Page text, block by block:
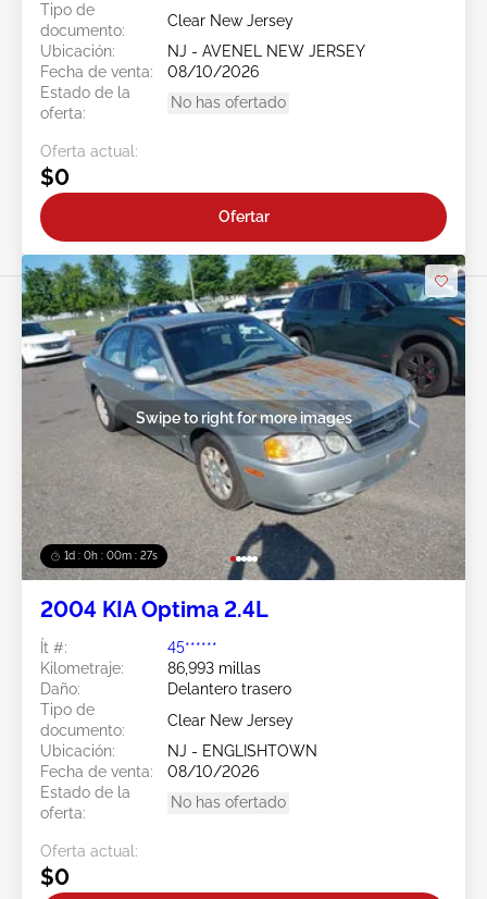
Tipo de
documento:
Clear New Jersey
Ubicación:
NJ - AVENEL NEW JERSEY
Fecha de venta:
08/10/2026
Estado de la
oferta:
No has ofertado
Oferta actual:
$0
Ofertar
1d : 0h : 00m : 24s
Swipe to right for more images
2004 KIA Optima 2.4L
Ít #:
45******
Kilometraje:
86,993 millas
Daño:
Delantero trasero
Tipo de
documento:
Clear New Jersey
Ubicación:
NJ - ENGLISHTOWN
Fecha de venta:
08/10/2026
Estado de la
oferta:
No has ofertado
Oferta actual:
$0